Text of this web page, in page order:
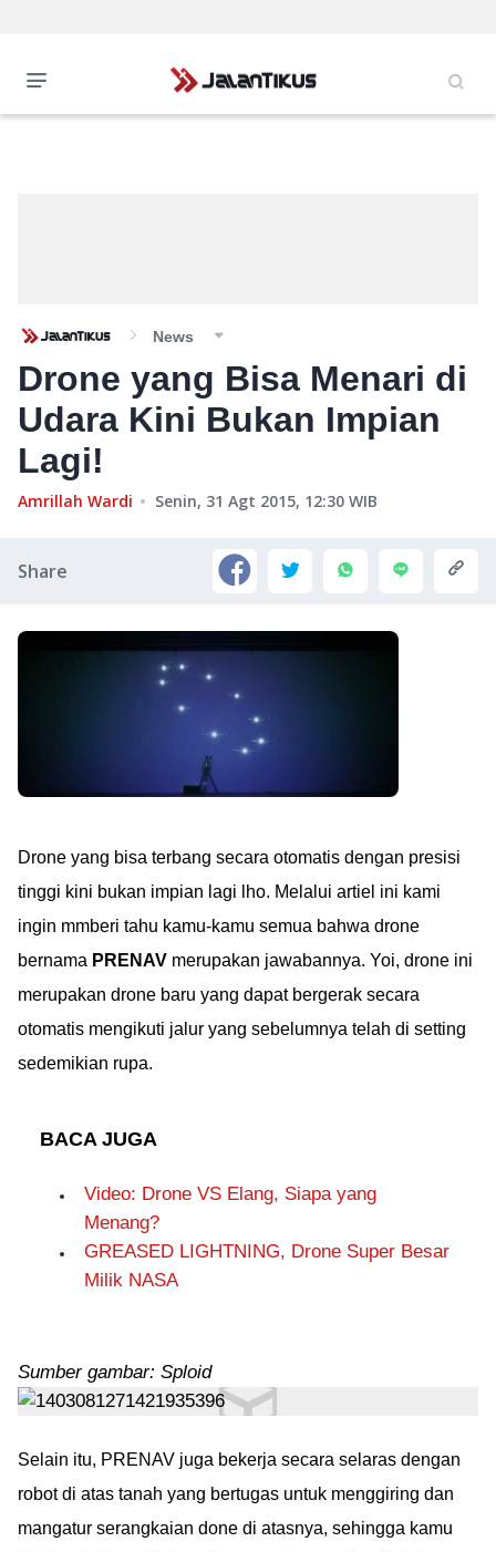
News
Drone yang Bisa Menari di
Udara Kini Bukan Impian
Lagi!
Amrillah Wardi Senin, 31 Agt 2015, 12:30 WIB
Share
Drone yang bisa terbang secara otomatis dengan presisi
tinggi kini bukan impian lagi lho. Melalui artiel ini kami
ingin mmberi tahu kamu-kamu semua bahwa drone
bernama PRENAV merupakan jawabannya. Yoi, drone ini
merupakan drone baru yang dapat bergerak secara
otomatis mengikuti jalur yang sebelumnya telah di setting
sedemikian rupa.
BACA JUGA
Video: Drone VS Elang, Siapa yang
Menang?
GREASED LIGHTNING, Drone Super Besar
Milik NASA
Sumber gambar: Sploid
Selain itu, PRENAV juga bekerja secara selaras dengan
robot di atas tanah yang bertugas untuk menggiring dan
mangatur serangkaian done di atasnya, sehingga kamu